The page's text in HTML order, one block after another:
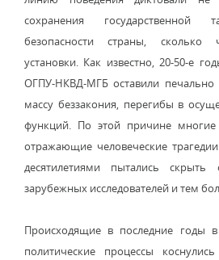
сохранения
безопасности страны, сколько
установки. Как известно, 20-50-е
ОГПУ-НКВД-МГБ оставили печально
массу беззакония, перегибы в
функций. По этой причине
отражающие человеческие
десятилетиями пытались
зарубежных исследователей и тем
Происходящие в последние годы
политические процессы